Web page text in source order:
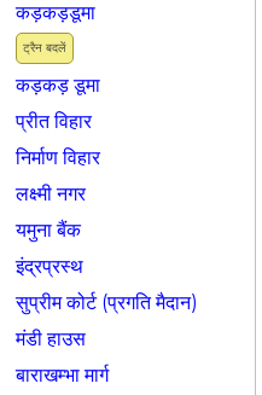
ट्रैन बदलें
कड़कड़डूमा
कड़कड़ डूमा
प्रीत विहार
निर्माण विहार
लक्ष्मी नगर
यमुना बैंक
इंद्रप्रस्थ
सुप्रीम कोर्ट (प्रगति मैदान)
मंडी हाउस
बाराखम्भा मार्ग